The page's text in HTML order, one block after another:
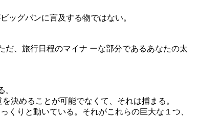
ッグバンに言及する物ではない。
、旅行日程のマイナ ーな部分であるあなたの太
決めることが可能でなくて、それは捕まる。
りと動いている。それがこれらの巨大な１つ、